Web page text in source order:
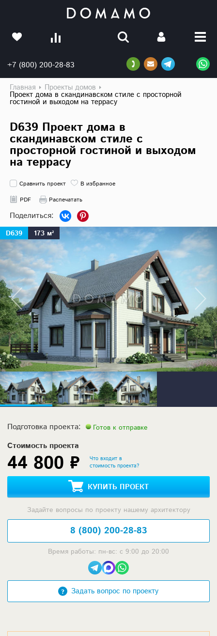
+7 (800) 200-28-83
Главная Проекты домов
Проект дома в скандинавском стиле с просторной
гостиной и выходом на террасу
D639 Проект дома в
скандинавском стиле с
просторной гостиной и выходом
на террасу
Сравнить проект
В избранное
PDF
Распечатать
D639 173 м²
Подготовка проекта: Готов к отправке
Стоимость проекта
44 800 ₽
Что входит в
стоимость проекта?
КУПИТЬ ПРОЕКТ
Задайте вопросы по проекту нашему архитектору
8 (800) 200-28-83
Время работы: пн-вс: с 9:00 до 20:00
Задать вопрос по проекту